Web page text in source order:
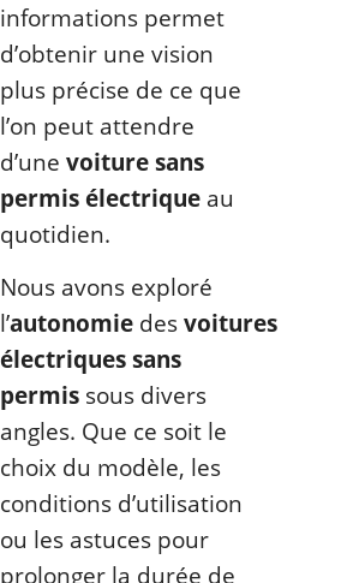
informations permet
d’obtenir une vision
plus précise de ce que
l’on peut attendre
d’une voiture sans
permis électrique au
quotidien.
Nous avons exploré
l’autonomie desvoitures
électriques sans
permis sous divers
angles. Que ce soit le
choix du modèle, les
conditions d’utilisation
ou les astuces pour
prolonger la durée de